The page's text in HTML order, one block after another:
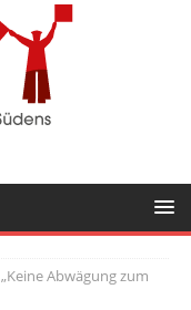
„Keine Abwägung zum